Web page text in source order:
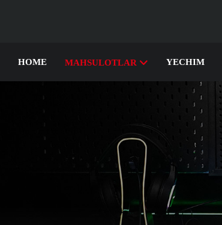
HOME MAHSULOTLAR YECHIM